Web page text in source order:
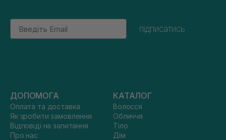
Email
підписатись
ДОПОМОГА
Оплата та доставка
Як зробити замовлення
Відповіді на запитання
Про нас
КАТАЛОГ
Волосся
Обличчя
Тіло
Дім